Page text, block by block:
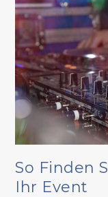
So Finden
Ihr Event